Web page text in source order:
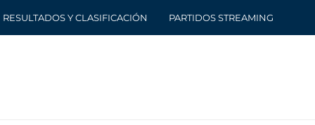
RESULTADOS Y CLASIFICACIÓN PARTIDOS STREAMING